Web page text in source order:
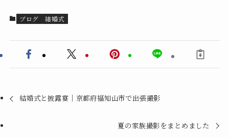
ブログ 結婚式
結婚式と披露宴｜京都府福知山市で出張撮影
夏の家族撮影をまとめました